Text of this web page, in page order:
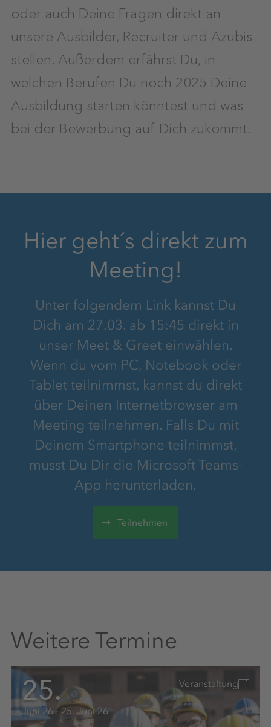
oder auch Deine Fragen direkt an
unsere Ausbilder, Recruiter und Azubis
stellen. Außerdem erfährst Du, in
welchen Berufen Du noch 2025 Deine
Ausbildung starten könntest und was
bei der Bewerbung auf Dich zukommt.
Hier geht´s direkt zum
Meeting!
Unter folgendem Link kannst Du
Dich am 27.03. ab 15:45 direkt in
unser Meet & Greet einwählen.
Wenn du vom PC, Notebook oder
Tablet teilnimmst, kannst du direkt
über Deinen Internetbrowser am
Meeting teilnehmen. Falls Du mit
Deinem Smartphone teilnimmst,
musst Du Dir die Microsoft Teams-
App herunterladen.
Teilnehmen
Weitere Termine
25.
Juni 26 - 25. Juni 26
Veranstaltung